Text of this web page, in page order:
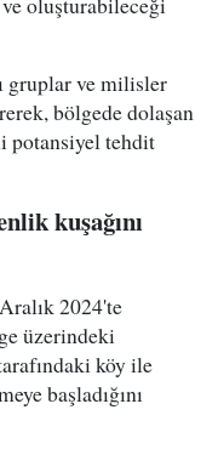
gruplar ve milisler
bölgede dolaşan
potansiyel tehdit
kuşağını
2024'te
üzerindeki
köy ile
başladığını